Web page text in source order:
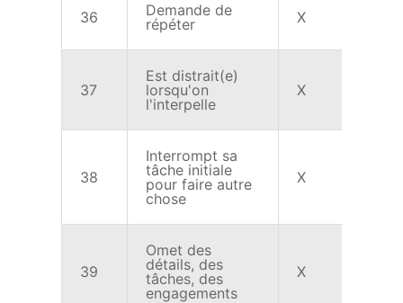
36
Demande de
répéter
X
37
Est distrait(e)
lorsqu'on
l'interpelle
X
38
Interrompt sa
tâche initiale
pour faire autre
chose
X
39
Omet des
détails, des
tâches, des
engagements
X